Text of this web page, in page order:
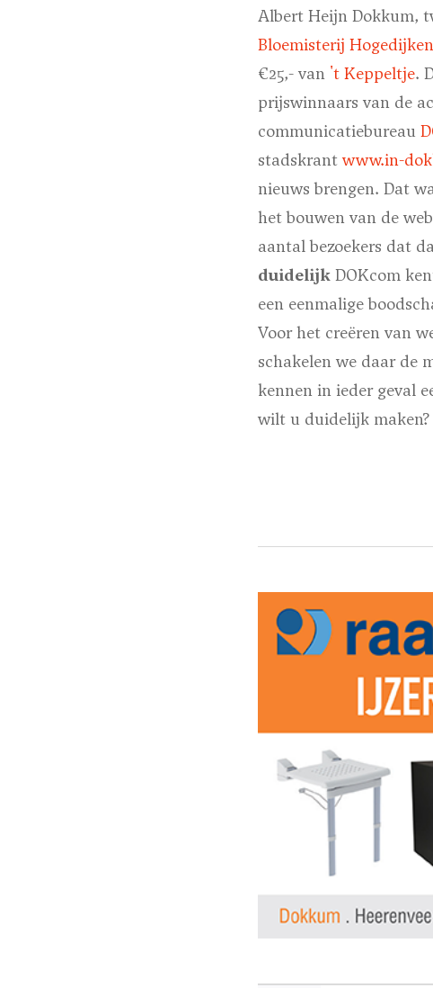
Albert Heijn Dokkum,
Bloemisterij Hogedijken
€25,- van 't Keppeltje.
prijswinnaars van de
communicatiebureau
stadskrantwww.in-
nieuws brengen. Dat
het bouwen van de
aantal bezoekers dat
duidelijk DOKcom
een eenmalige
Voor het creëren van
schakelen we daar de
kennen in ieder geval
wilt u duidelijk maken?